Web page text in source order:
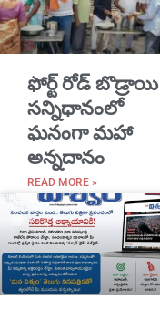
​ఫోర్ట్ రోడ్ బొడ్రాయి
సన్నిధానంలో
ఘనంగా మహా
అన్నదానం
READ MORE »